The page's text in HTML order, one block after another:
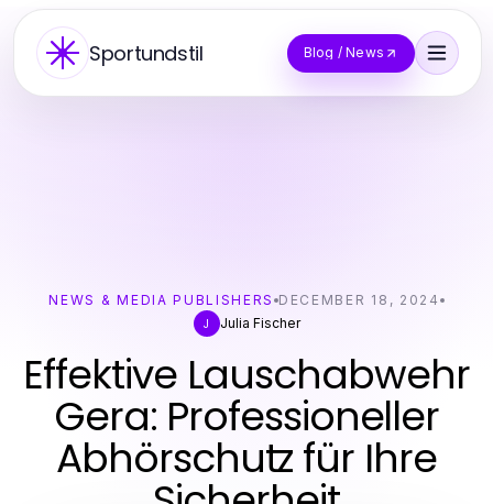
Sportundstil Blog / News
NEWS & MEDIA PUBLISHERS DECEMBER 18, 2024
J
Julia Fischer
Effektive Lauschabwehr
Gera: Professioneller
Abhörschutz für Ihre